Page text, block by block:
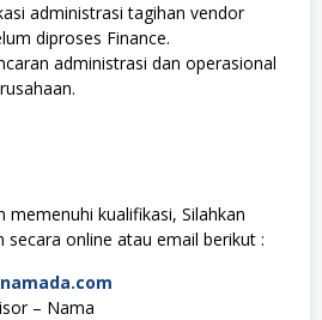
administrasi tagihan vendor
diproses Finance.
administrasi dan operasional
memenuhi kualifikasi, Silahkan
secara online atau email berikut :
– Nama